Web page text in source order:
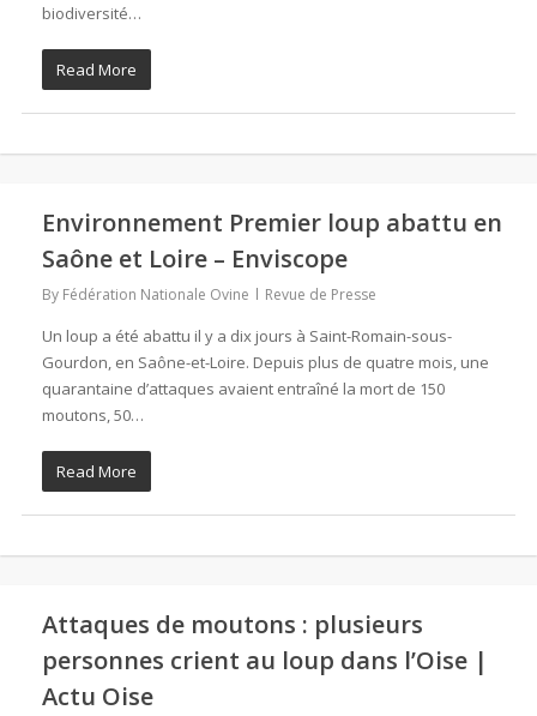
biodiversité…
Read More
Environnement Premier loup abattu en
Saône et Loire – Enviscope
By Fédération Nationale Ovine Revue de Presse
Un loup a été abattu il y a dix jours à Saint-Romain-sous-
Gourdon, en Saône-et-Loire. Depuis plus de quatre mois, une
quarantaine d’attaques avaient entraîné la mort de 150
moutons, 50…
Read More
Attaques de moutons : plusieurs
personnes crient au loup dans l’Oise |
Actu Oise